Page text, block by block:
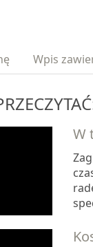
Wpis
W